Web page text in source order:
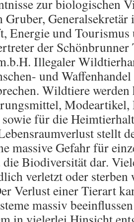
zur biologischen
Gruber,
Energie und Tourismus
der Schönbrunner
Illegaler
und
Wildtiere werden
Modeartikel,
für die
stellt
massive Gefahr für
Biodiversität dar.
verletzt oder sterben
Verlust einer Tierart
massiv